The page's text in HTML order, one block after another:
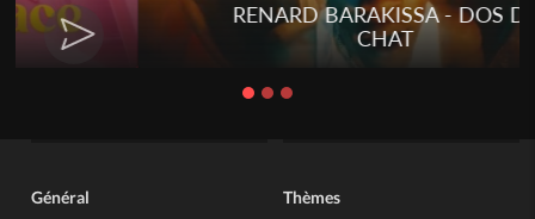
Talakaka - ÉTÉRÉRÉ
Général Thèmes